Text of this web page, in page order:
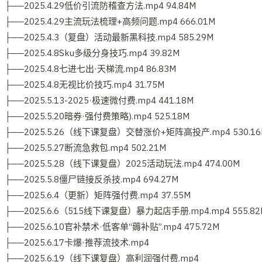
├──2025.4.29低价引流防稽查方法.mp4 94.84M
├──2025.4.29主流玩法梳理+高频问题.mp4 666.01M
├──2025.4.3（复盘）活动最新黑科技.mp4 585.29M
├──2025.4.8Sku多级分身技巧.mp4 39.82M
├──2025.4.8七进七出·天梯流.mp4 86.83M
├──2025.4.8无视比价技巧.mp4 31.75M
├──2025.5.13-2025·极速微付费.mp4 441.18M
├──2025.5.20暗券·强付费策略).mp4 525.18M
├──2025.5.26（线下课复盘）交替涨价+矩阵高投产.mp4
├──2025.5.27断流急救包.mp4 502.21M
├──2025.5.28（线下课复盘）2025活动玩法.mp4 474.00M
├──2025.5.8僵尸链接反杀技.mp4 694.27M
├──2025.6.4（更新）矩阵强付费.mp4 37.55M
├──2025.6.6（515线下课复盘）暴力起店手册.mp4.mp4
├──2025.6.10官补禁术·低客单“薅补贴”.mp4 475.72M
├──2025.6.17卡爆·推荐流技术.mp4
├──2025.6.19（线下课复盘）高利润强付费.mp4